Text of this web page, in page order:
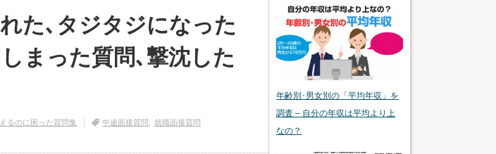
た､タジタジになった
まった質問､撃沈した
るのに困った質問集 中途面接質問 就職面接質問
年齢別･男女別の「平均年収」を
調査 – 自分の年収は平均より上
なの？